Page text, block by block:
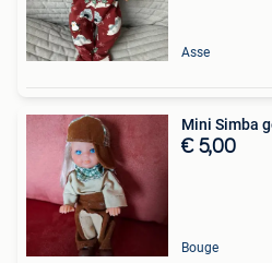
Asse
Mini Simba
€ 5,00
Bouge